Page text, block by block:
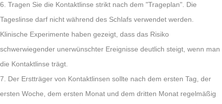
6. Tragen Sie die Kontaktlinse strikt nach dem "Trageplan". Die
Tageslinse darf nicht während des Schlafs verwendet werden.
Klinische Experimente haben gezeigt, dass das Risiko
schwerwiegender unerwünschter Ereignisse deutlich steigt, wenn man
die Kontaktlinse trägt.
7. Der Erstträger von Kontaktlinsen sollte nach dem ersten Tag, der
ersten Woche, dem ersten Monat und dem dritten Monat regelmäßig